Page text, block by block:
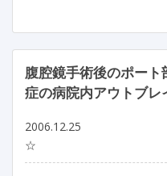
腹腔鏡手術後のポー
症の病院内アウトブ
2006.12.25
☆